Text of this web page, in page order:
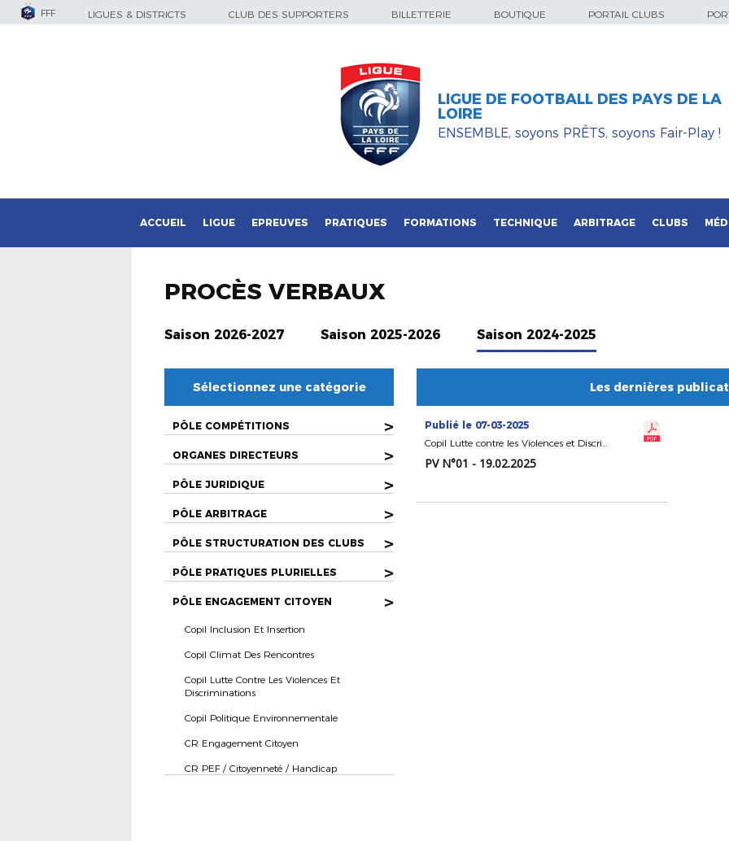
FFF LIGUES & DISTRICTS CLUB DES SUPPORTERS BILLETTERIE BOUTIQUE PORTAIL CLUBS
LIGUE DE FOOTBALL DES PAYS DE LA
LOIRE
ENSEMBLE, soyons PRÊTS, soyons Fair-Play !
ACCUEIL LIGUE EPREUVES PRATIQUES FORMATIONS TECHNIQUE ARBITRAGE CLUBS
PROCÈS VERBAUX
Saison 2026-2027 Saison 2025-2026 Saison 2024-2025
Sélectionnez une catégorie
PÔLE COMPÉTITIONS >
ORGANES DIRECTEURS >
PÔLE JURIDIQUE >
PÔLE ARBITRAGE >
PÔLE STRUCTURATION DES CLUBS >
PÔLE PRATIQUES PLURIELLES >
PÔLE ENGAGEMENT CITOYEN >
Copil Inclusion Et Insertion
Copil Climat Des Rencontres
Copil Lutte Contre Les Violences Et
Discriminations
Copil Politique Environnementale
CR Engagement Citoyen
CR PEF / Citoyenneté / Handicap
Les dernières
Publié le 07-03-2025
Copil Lutte contre les Violences et Discriminations
PV N°01 - 19.02.2025